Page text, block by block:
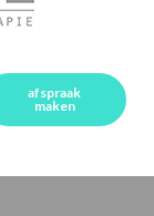
afspraak
maken